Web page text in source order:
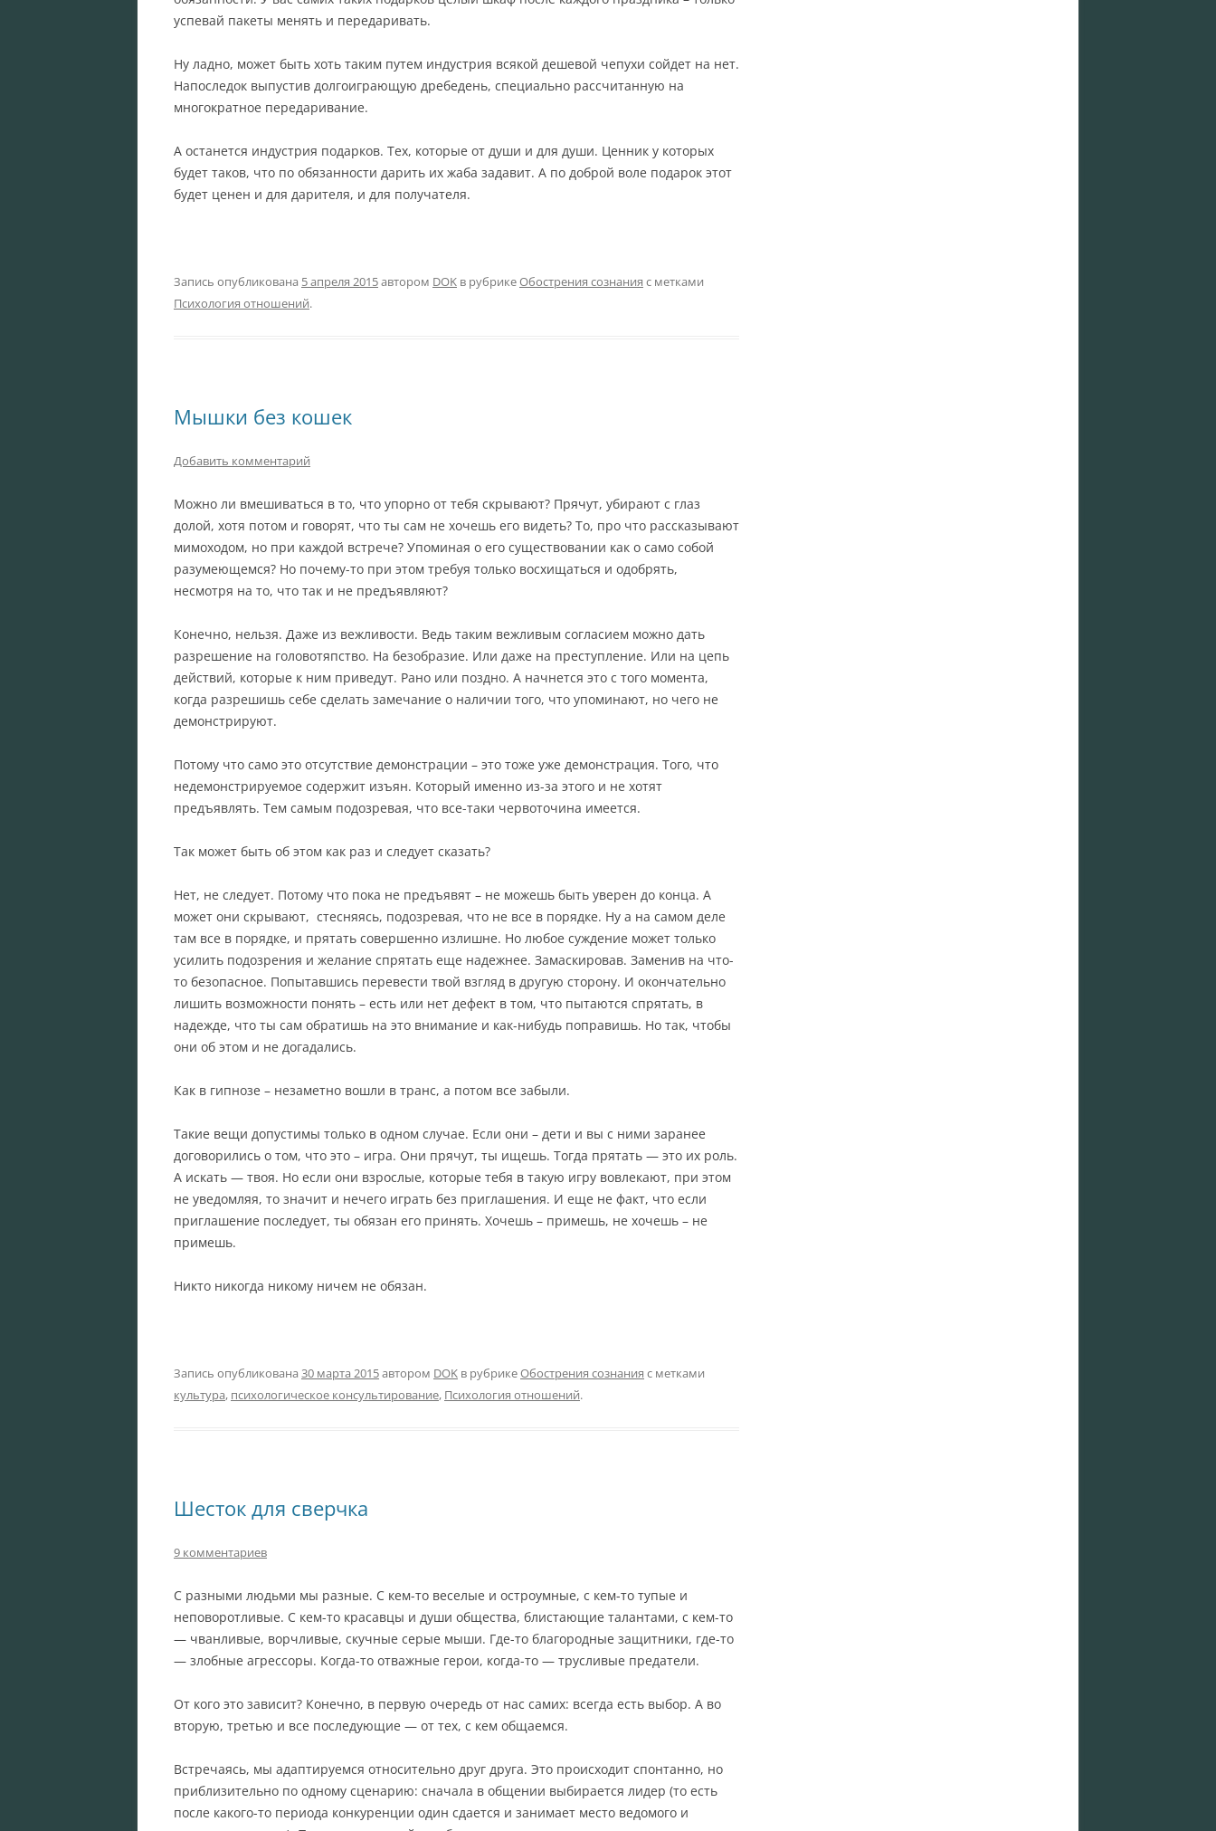
успевай пакеты менять и передаривать.
Ну ладно, может быть хоть таким путем индустрия всякой дешевой чепухи сойдет на нет.
Напоследок выпустив долгоиграющую дребедень, специально рассчитанную на
многократное передаривание.
А останется индустрия подарков. Тех, которые от души и для души. Ценник у которых
будет таков, что по обязанности дарить их жаба задавит. А по доброй воле подарок этот
будет ценен и для дарителя, и для получателя.
Запись опубликована 5 апреля 2015автором DOK в рубрикеОбострения сознания с метками
Психология отношений.
Мышки без кошек
Добавить комментарий
Можно ли вмешиваться в то, что упорно от тебя скрывают? Прячут, убирают с глаз
долой, хотя потом и говорят, что ты сам не хочешь его видеть? То, про что рассказывают
мимоходом, но при каждой встрече? Упоминая о его существовании как о само собой
разумеющемся? Но почему-то при этом требуя только восхищаться и одобрять,
несмотря на то, что так и не предъявляют?
Конечно, нельзя. Даже из вежливости. Ведь таким вежливым согласием можно дать
разрешение на головотяпство. На безобразие. Или даже на преступление. Или на цепь
действий, которые к ним приведут. Рано или поздно. А начнется это с того момента,
когда разрешишь себе сделать замечание о наличии того, что упоминают, но чего не
демонстрируют.
Потому что само это отсутствие демонстрации – это тоже уже демонстрация. Того, что
недемонстрируемое содержит изъян. Который именно из-за этого и не хотят
предъявлять. Тем самым подозревая, что все-таки червоточина имеется.
Так может быть об этом как раз и следует сказать?
Нет, не следует. Потому что пока не предъявят – не можешь быть уверен до конца. А
может они скрывают, стесняясь, подозревая, что не все в порядке. Ну а на самом деле
там все в порядке, и прятать совершенно излишне. Но любое суждение может только
усилить подозрения и желание спрятать еще надежнее. Замаскировав. Заменив на что-
то безопасное. Попытавшись перевести твой взгляд в другую сторону. И окончательно
лишить возможности понять – есть или нет дефект в том, что пытаются спрятать, в
надежде, что ты сам обратишь на это внимание и как-нибудь поправишь. Но так, чтобы
они об этом и не догадались.
Как в гипнозе – незаметно вошли в транс, а потом все забыли.
Такие вещи допустимы только в одном случае. Если они – дети и вы с ними заранее
договорились о том, что это – игра. Они прячут, ты ищешь. Тогда прятать — это их роль.
А искать — твоя. Но если они взрослые, которые тебя в такую игру вовлекают, при этом
не уведомляя, то значит и нечего играть без приглашения. И еще не факт, что если
приглашение последует, ты обязан его принять. Хочешь – примешь, не хочешь – не
примешь.
Никто никогда никому ничем не обязан.
Запись опубликована 30 марта 2015автором DOK в рубрикеОбострения сознания с метками
культура, психологическое консультирование, Психология отношений.
Шесток для сверчка
9 комментариев
С разными людьми мы разные. С кем-то веселые и остроумные, с кем-то тупые и
неповоротливые. С кем-то красавцы и души общества, блистающие талантами, с кем-то
— чванливые, ворчливые, скучные серые мыши. Где-то благородные защитники, где-то
— злобные агрессоры. Когда-то отважные герои, когда-то — трусливые предатели.
От кого это зависит? Конечно, в первую очередь от нас самих: всегда есть выбор. А во
вторую, третью и все последующие — от тех, с кем общаемся.
Встречаясь, мы адаптируемся относительно друг друга. Это происходит спонтанно, но
приблизительно по одному сценарию: сначала в общении выбирается лидер (то есть
после какого-то периода конкуренции один сдается и занимает место ведомого и